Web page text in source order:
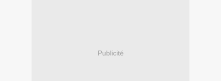
Publicité